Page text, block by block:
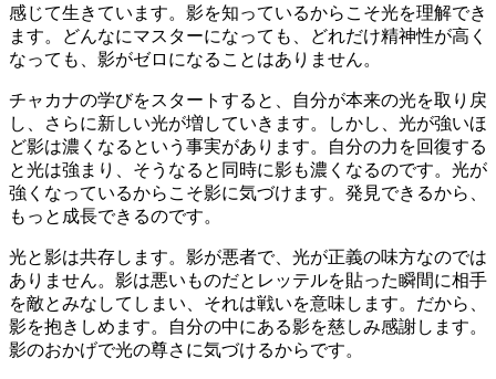
感じて生きています。影を知っているからこそ光を理解でき
ます。どんなにマスターになっても、どれだけ精神性が高く
なっても、影がゼロになることはありません。
チャカナの学びをスタートすると、自分が本来の光を取り戻
し、さらに新しい光が増していきます。しかし、光が強いほ
ど影は濃くなるという事実があります。自分の力を回復する
と光は強まり、そうなると同時に影も濃くなるのです。光が
強くなっているからこそ影に気づけます。発見できるから、
もっと成長できるのです。
光と影は共存します。影が悪者で、光が正義の味方なのでは
ありません。影は悪いものだとレッテルを貼った瞬間に相手
を敵とみなしてしまい、それは戦いを意味します。だから、
影を抱きしめます。自分の中にある影を慈しみ感謝します。
影のおかげで光の尊さに気づけるからです。